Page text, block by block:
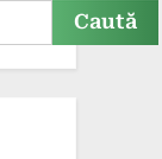
Caută